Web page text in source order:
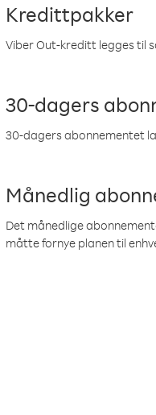
Kredittpakker
Viber Out-kreditt legges til
30-dagers
30-dagers abonnementet
Månedlig
Det månedlige
måtte fornye planen til